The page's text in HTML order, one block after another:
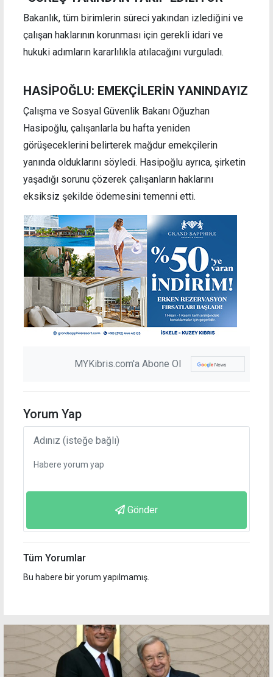
Bakanlık, tüm birimlerin süreci yakından izlediğini ve
çalışan haklarının korunması için gerekli idari ve
hukuki adımların kararlılıkla atılacağını vurguladı.
HASİPOĞLU: EMEKÇİLERİN YANINDAYIZ
Çalışma ve Sosyal Güvenlik Bakanı Oğuzhan
Hasipoğlu, çalışanlarla bu hafta yeniden
görüşeceklerini belirterek mağdur emekçilerin
yanında olduklarını söyledi. Hasipoğlu ayrıca, şirketin
yaşadığı sorunu çözerek çalışanların haklarını
eksiksiz şekilde ödemesini temenni etti.
MYKibris.com'a Abone Ol
Yorum Yap
Gönder
Tüm Yorumlar
Bu habere bir yorum yapılmamış.